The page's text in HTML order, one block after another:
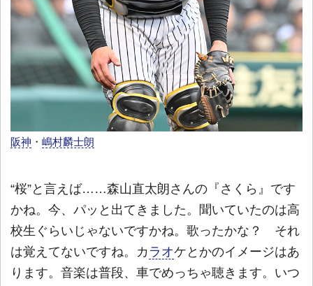
阪神 ・ 嶋村麟士朗
“桜”と言えば……森山直太朗さんの『さくら』です
かね。今、パッと出てきました。聞いていたのは高
校生ぐらいじゃないですかね。歌ったかな？ それ
は覚えてないですね。カ ラオケとかのイメージはあ
ります。音楽は普段、車でめっちゃ聴きます。いつ